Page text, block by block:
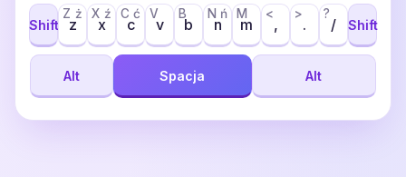
Shift z
Z ż
x
X ź
c
C ć
v
V
b
B
n
N ń
m
M
,
<
.
>
/
?
Shift
Alt Spacja Alt